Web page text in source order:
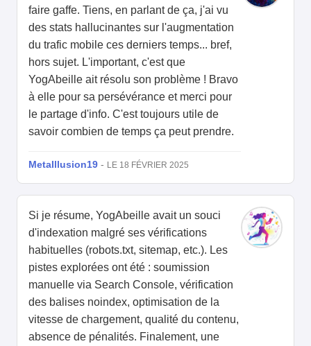
faire gaffe. Tiens, en parlant de ça, j'ai vu
des stats hallucinantes sur l'augmentation
du trafic mobile ces derniers temps... bref,
hors sujet. L'important, c'est que
YogAbeille ait résolu son problème ! Bravo
à elle pour sa persévérance et merci pour
le partage d'info. C'est toujours utile de
savoir combien de temps ça peut prendre.
MetaIllusion19 - LE 18 FÉVRIER 2025
Si je résume, YogAbeille avait un souci
d'indexation malgré ses vérifications
habituelles (robots.txt, sitemap, etc.). Les
pistes explorées ont été : soumission
manuelle via Search Console, vérification
des balises noindex, optimisation de la
vitesse de chargement, qualité du contenu,
absence de pénalités. Finalement, une